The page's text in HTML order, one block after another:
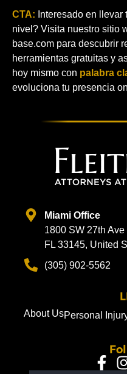
CTA: Interesado en
nivel? Visita nuestro sitio
base.com para descubrir
herramientas gratuitas y
hoy mismo con palabra
evoluciona tu presencia
Miami Office
1800 SW 27th
FL 33145, United
(305) 902-5562
About UsPersonal